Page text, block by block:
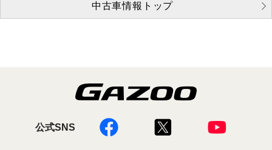
中古車情報トップ
公式SNS